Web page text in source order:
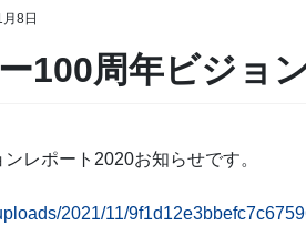
8日
100周年ビジョ
レポート2020お知らせです。
2021/11/